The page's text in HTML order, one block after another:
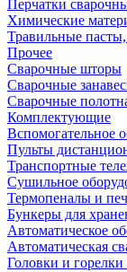
Перчатки
Химические
Травильные
Прочее
Сварочные шторы
Сварочные
Сварочные
Комплектующие
Вспомогательное
Пульты
Транспортные
Сушильное
Термопеналы и
Бункеры для
Автоматическое
Автоматическая
Головки и